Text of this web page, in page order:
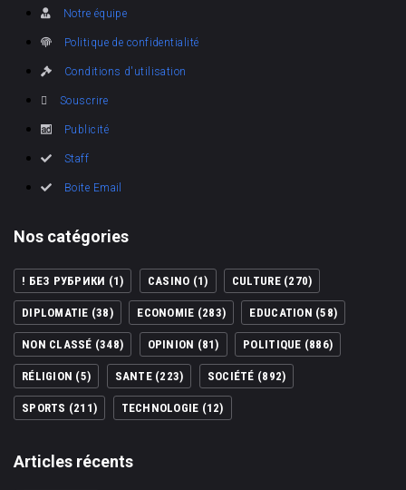
Notre équipe
Politique de confidentialité
Conditions d'utilisation
Souscrire
Publicité
Staff
Boite Email
Nos catégories
! БЕЗ РУБРИКИ (1) CASINO (1) CULTURE(270)
DIPLOMATIE (38) ECONOMIE (283) EDUCATION (58)
NON CLASSÉ (348) OPINION (81) POLITIQUE (886)
RÉLIGION (5) SANTE(223) SOCIÉTÉ (892)
SPORTS (211) TECHNOLOGIE (12)
Articles récents